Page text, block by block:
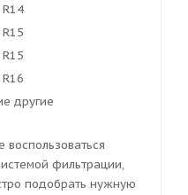
другие
фильтрации,
подобрать нужную